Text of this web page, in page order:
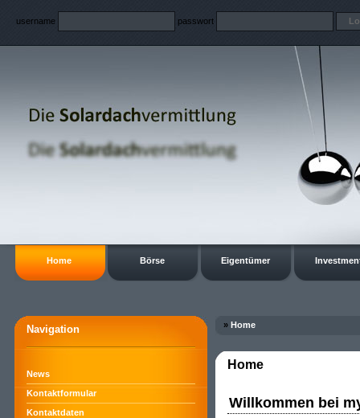
username passwort
Home Börse Eigentümer
Navigation
News
Kontaktformular
Kontaktdaten
» Home
Home
Willkommen bei